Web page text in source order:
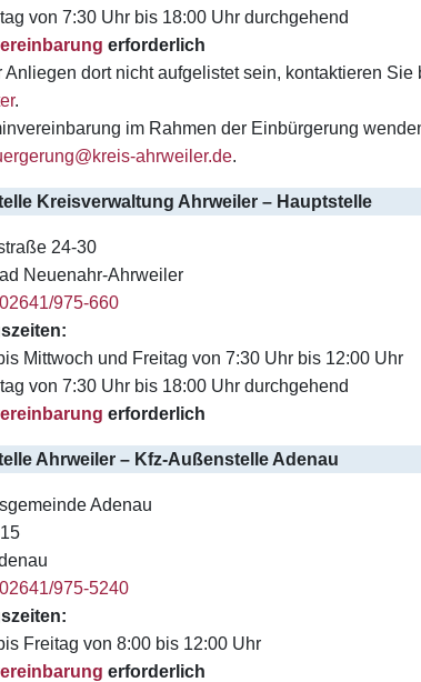
von 7:30 Uhr bis 18:00 Uhr durchgehend
erforderlich
Anliegen dort nicht aufgelistet sein, kontaktieren Sie
.
im Rahmen der Einbürgerung
ahrweiler.de.
Kreisverwaltung Ahrweiler – Hauptstelle
24-30
Neuenahr-Ahrweiler
02641/975-660
Mittwoch und Freitag von 7:30 Uhr bis 12:00 Uhr
von 7:30 Uhr bis 18:00 Uhr durchgehend
erforderlich
Ahrweiler – Kfz-Außenstelle Adenau
Adenau
02641/975-5240
Freitag von 8:00 bis 12:00 Uhr
erforderlich